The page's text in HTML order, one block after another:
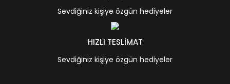
Sevdiğiniz kişiye özgün hediyeler
HIZLI TESLİMAT
Sevdiğiniz kişiye özgün hediyeler